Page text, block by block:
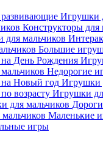
Игрушки
Конструкторы для
Большие
Недорогие
Игрушки
Игрушки
Маленькие
игры